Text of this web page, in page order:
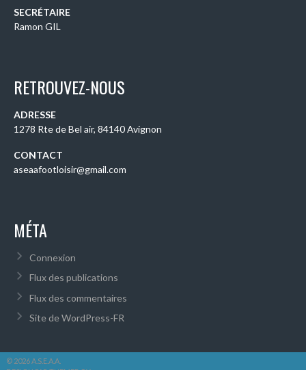
SECRÉTAIRE
Ramon GIL
RETROUVEZ-NOUS
ADRESSE
1278 Rte de Bel air, 84140 Avignon
CONTACT
aseaafootloisir@gmail.com
MÉTA
Connexion
Flux des publications
Flux des commentaires
Site de WordPress-FR
© 2026 A.S.E.A.A.